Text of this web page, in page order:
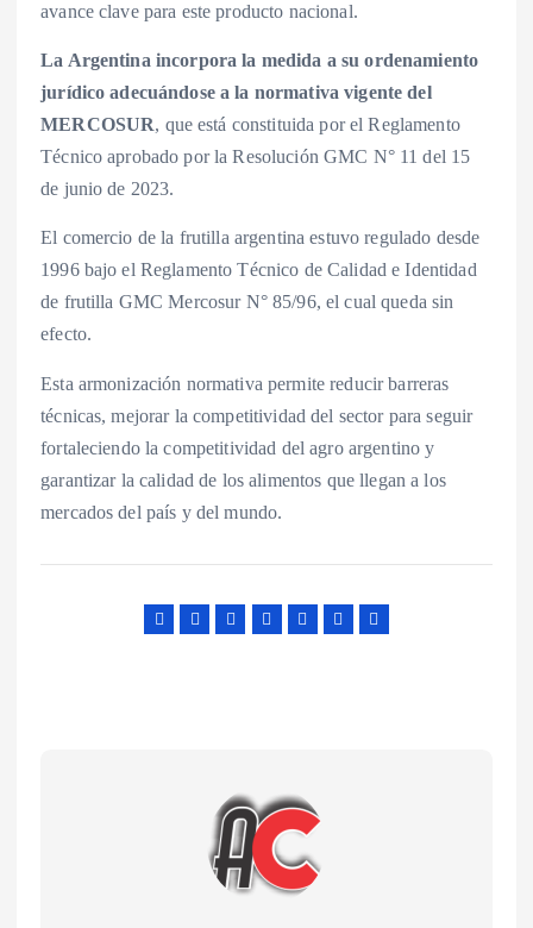
avance clave para este producto nacional.
La Argentina incorpora la medida a su ordenamiento
jurídico adecuándose a la normativa vigente del
MERCOSUR, que está constituida por el Reglamento
Técnico aprobado por la Resolución GMC N° 11 del 15
de junio de 2023.
El comercio de la frutilla argentina estuvo regulado desde
1996 bajo el Reglamento Técnico de Calidad e Identidad
de frutilla GMC Mercosur N° 85/96, el cual queda sin
efecto.
Esta armonización normativa permite reducir barreras
técnicas, mejorar la competitividad del sector para seguir
fortaleciendo la competitividad del agro argentino y
garantizar la calidad de los alimentos que llegan a los
mercados del país y del mundo.